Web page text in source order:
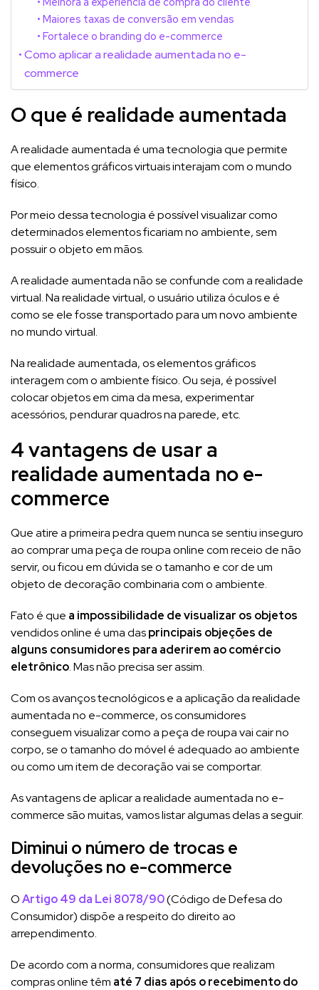
Maiores taxas de conversão em vendas
Fortalece o branding do e-commerce
Como aplicar a realidade aumentada no e-
commerce
O que é realidade aumentada
A realidade aumentada é uma tecnologia que permite
que elementos gráficos virtuais interajam com o mundo
físico.
Por meio dessa tecnologia é possível visualizar como
determinados elementos ficariam no ambiente, sem
possuir o objeto em mãos.
A realidade aumentada não se confunde com a realidade
virtual. Na realidade virtual, o usuário utiliza óculos e é
como se ele fosse transportado para um novo ambiente
no mundo virtual.
Na realidade aumentada, os elementos gráficos
interagem com o ambiente físico. Ou seja, é possível
colocar objetos em cima da mesa, experimentar
acessórios, pendurar quadros na parede, etc.
4 vantagens de usar a
realidade aumentada no e-
commerce
Que atire a primeira pedra quem nunca se sentiu inseguro
ao comprar uma peça de roupa online com receio de não
servir, ou ficou em dúvida se o tamanho e cor de um
objeto de decoração combinaria com o ambiente.
Fato é que a impossibilidade de visualizar os objetos
vendidos online é uma dasprincipais objeções de
alguns consumidores para aderirem ao comércio
eletrônico. Mas não precisa ser assim.
Com os avanços tecnológicos e a aplicação da realidade
aumentada no e-commerce, os consumidores
conseguem visualizar como a peça de roupa vai cair no
corpo, se o tamanho do móvel é adequado ao ambiente
ou como um item de decoração vai se comportar.
As vantagens de aplicar a realidade aumentada no e-
commerce são muitas, vamos listar algumas delas a seguir.
Diminui o número de trocas e
devoluções no e-commerce
OArtigo 49 da Lei 8078/90(Código de Defesa do
Consumidor) dispõe a respeito do direito ao
arrependimento.
De acordo com a norma, consumidores que realizam
compras online têm até 7 dias após o recebimento do